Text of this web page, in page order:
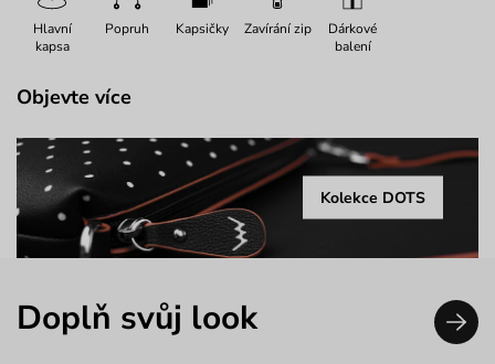
Hlavní
kapsa
Popruh Kapsičky Zavírání zip
Dárkové
balení
Objevte více
Kolekce DOTS
Doplň svůj look